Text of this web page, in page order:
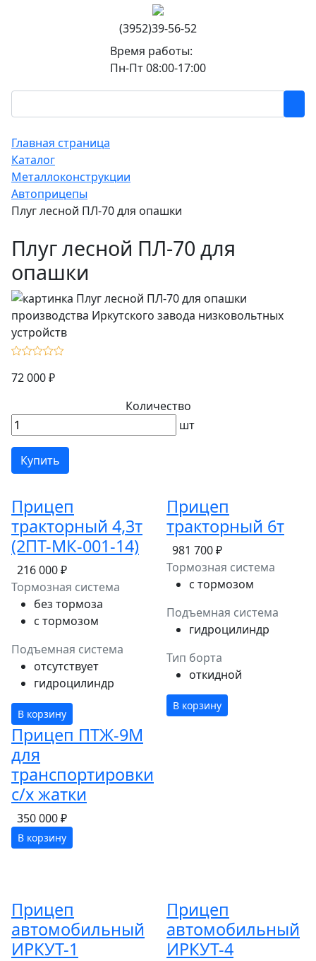
(3952)39-56-52
Время работы:
Пн-Пт 08:00-17:00
Главная страница
Каталог
Металлоконструкции
Автоприцепы
Плуг лесной ПЛ-70 для опашки
Плуг лесной ПЛ-70 для
опашки
72 000 ₽
Количество
шт
Купить
Прицеп
тракторный 4,3т
(2ПТ-МК-001-14)
216 000 ₽
Тормозная система
без тормоза
c тормозом
Подъемная система
отсутствует
гидроцилиндр
В корзину
Прицеп
тракторный 6т
981 700 ₽
Тормозная система
c тормозом
Подъемная система
гидроцилиндр
Тип борта
откидной
В корзину
Прицеп ПТЖ-9М
для
транспортировки
с/х жатки
350 000 ₽
В корзину
Прицеп
автомобильный
ИРКУТ-1
Прицеп
автомобильный
ИРКУТ-4